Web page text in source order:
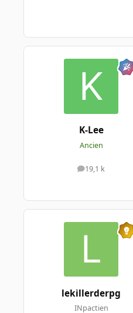
K-Lee
Ancien
19,1 k
messages
lekillerderpg
INpactien